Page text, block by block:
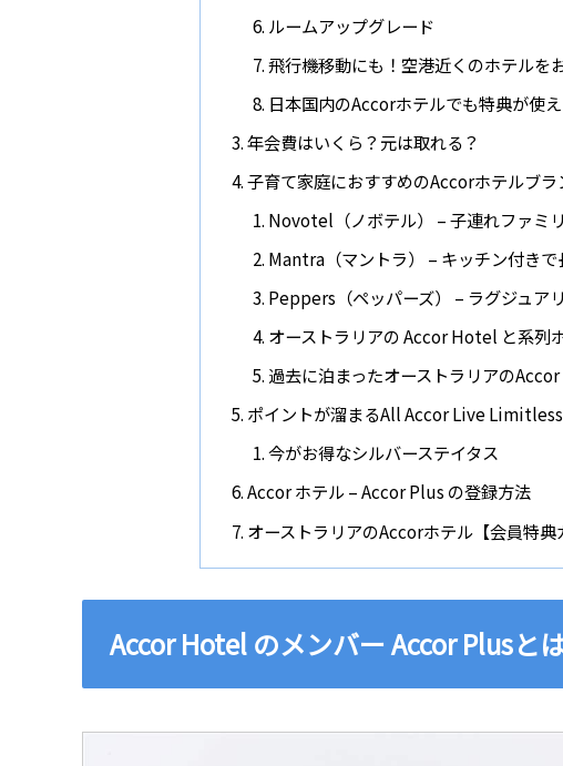
ルームアップグレード
飛行機移動にも！空港近くのホテルを
日本国内のAccorホテルでも特典が使え
年会費はいくら？元は取れる？
子育て家庭におすすめのAccorホテルブラ
Novotel（ノボテル） – 子連れファミ
Mantra（マントラ） – キッチン付き
Peppers（ペッパーズ） – ラグジュア
オーストラリアの Accor Hotel と系列
過去に泊まったオーストラリアの
ポイントが溜まるAll Accor Live
今がお得なシルバーステイタス
Accor ホテル – Accor Plus の登録方法
オーストラリアのAccorホテル【会員特
Accor Hotel のメンバー Accor Plusと